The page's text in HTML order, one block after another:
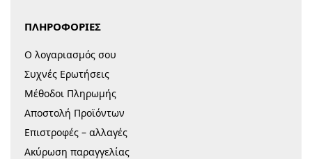
ΠΛΗΡΟΦΟΡΙΕΣ
Ο λογαριασμός σου
Συχνές Ερωτήσεις
Μέθοδοι Πληρωμής
Αποστολή Προϊόντων
Επιστροφές – αλλαγές
Ακύρωση παραγγελίας